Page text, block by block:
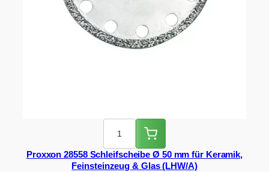
Proxxon 28558 Schleifscheibe Ø 50 mm für Keramik,
Feinsteinzeug & Glas (LHW/A)